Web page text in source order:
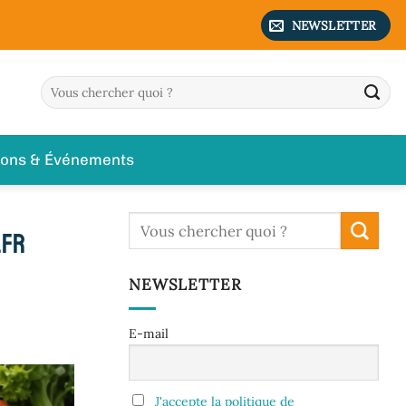
NEWSLETTER
& Événements
NEWSLETTER
E-mail
J'accepte la politique de